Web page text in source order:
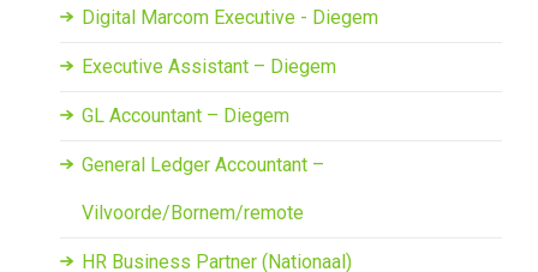
Digital Marcom Executive - Diegem
Executive Assistant – Diegem
GL Accountant – Diegem
General Ledger Accountant –
Vilvoorde/Bornem/remote
HR Business Partner (Nationaal)